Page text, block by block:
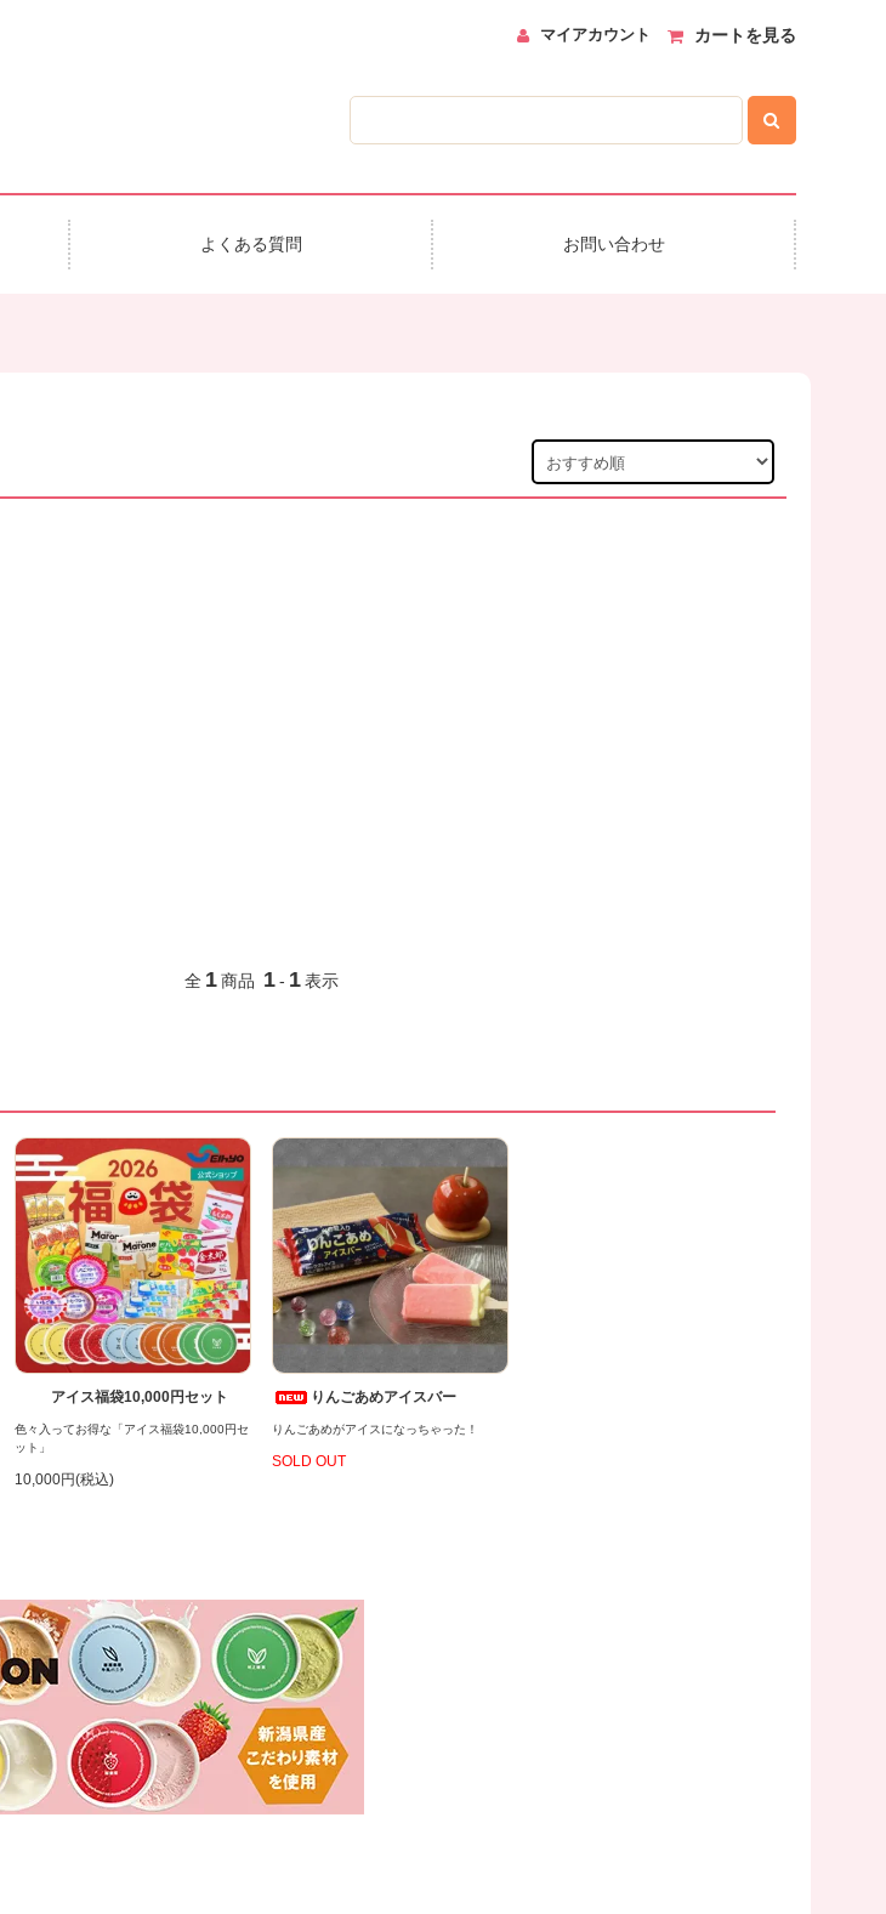
マイアカウント カートを見る
よくある質問 お問い合わせ
全 1商品 1- 1表示
アイス福袋10,000円セット
色々入ってお得な「アイス福袋10,000円セ
ット」
10,000円(税込)
りんごあめアイスバー
りんごあめがアイスになっちゃった！
SOLD OUT